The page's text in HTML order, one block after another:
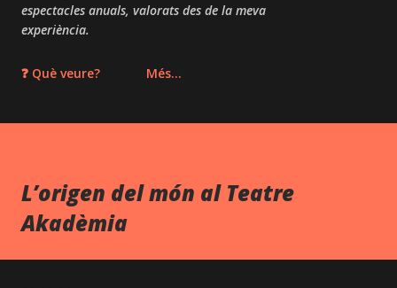
espectacles anuals, valorats des de la meva
experiència.
❓ Què veure? Més…
L’origen del món al Teatre
Akadèmia